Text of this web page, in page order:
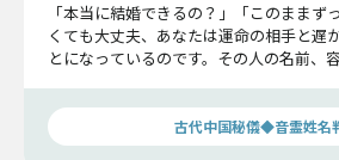
「本当に結婚できるの？」「このままず
くても大丈夫、あなたは運命の相手と遅
とになっているのです。その人の名前、
古代中国秘儀◆音霊姓名